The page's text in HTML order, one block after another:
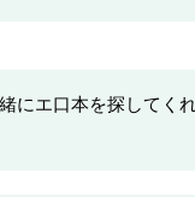
にエ口本を探してく